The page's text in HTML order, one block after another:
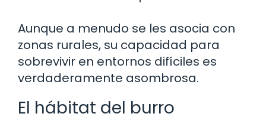
Aunque a menudo se les asocia con
zonas rurales, su capacidad para
sobrevivir en entornos difíciles es
verdaderamente asombrosa.
El hábitat del burro